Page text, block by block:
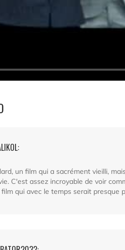
un film qui a sacrément vieilli,
C'est assez incroyable de voir
qui avec le temps serait presque